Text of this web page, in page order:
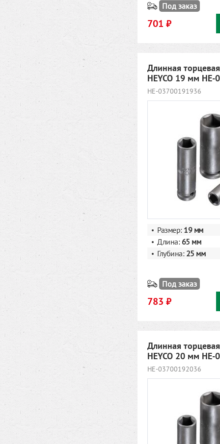
Под заказ
701 ₽
Длинная
HEYCO 19 мм
HE-03700191936
Размер: 19 мм
Длина: 65 мм
Глубина:25 мм
Под заказ
783 ₽
Длинная
HEYCO 20 мм
HE-03700192036